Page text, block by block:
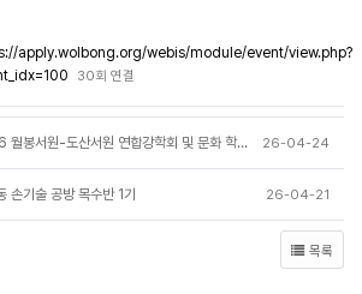
apply.wolbong.org/webis/module/event/view.php?
30회 연결
2026 월봉서원-도산서원 연합강학회 및 문화 학술제 26-04-24
손기술 공방 목수반 1기 26-04-21
목록